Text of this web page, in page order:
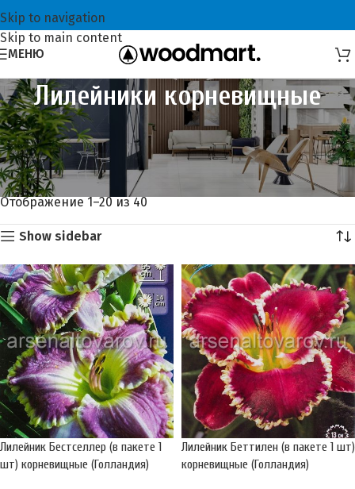
Skip to navigation
Skip to main content
МЕНЮ
Лилейники корневищные
Главная
Луковичные, клубневые, корневищные цветы АКЦИЯ!
Скидка 25%
Лилейники корневищные
Отображение 1–20 из 40
Show sidebar
Лилейник Бестселлер (в пакете 1
шт) корневищные (Голландия)
Лилейник Беттилен (в пакете 1 шт)
корневищные (Голландия)